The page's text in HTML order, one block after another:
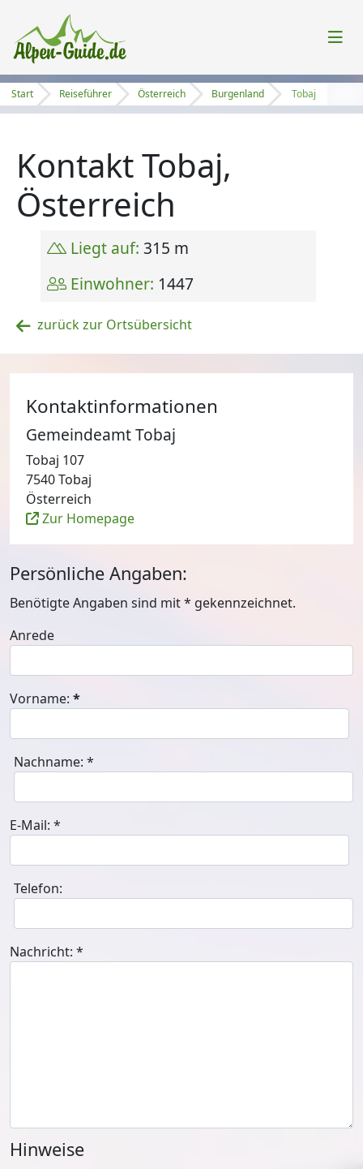
Start Reiseführer Österreich Burgenland Tobaj
Kontakt Tobaj,
Österreich
Liegt auf: 315 m
Einwohner: 1447
zurück zur Ortsübersicht
Persönliche Angaben:
Benötigte Angaben sind mit* gekennzeichnet.
Anrede
Vorname: *
Nachname: *
E-Mail: *
Telefon:
Nachricht: *
Hinweise
Kontaktinformationen
Gemeindeamt Tobaj
Tobaj 107
7540 Tobaj
Österreich
Zur Homepage